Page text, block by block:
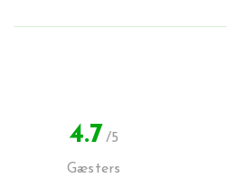
4.7 /5
Gæsters